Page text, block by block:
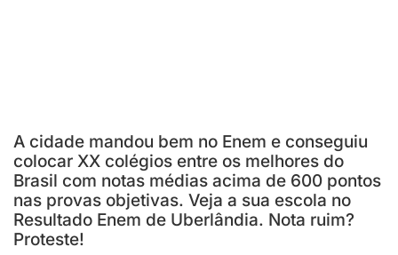
A cidade mandou bem no Enem e conseguiu
colocar XX colégios entre os melhores do
Brasil com notas médias acima de 600 pontos
nas provas objetivas. Veja a sua escola no
Resultado Enem de Uberlândia. Nota ruim?
Proteste!